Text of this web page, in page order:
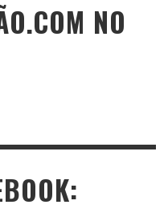
NO